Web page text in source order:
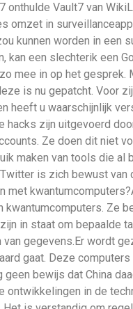
onthulde Vault7 van
omzet in
kunnen worden in een
kan een slechterik een
mee in op het
is nu gepatcht. Voor
heeft u waarschijnlijk
hacks zijn uitgevoerd
Ze doen dit niet
maken van tools die
is zich bewust
met
Ze
in staat om bepaalde
gegevens.Er wordt
gaat. Deze
bewijs dat China
ontwikkelingen in de